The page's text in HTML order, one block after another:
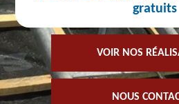
gratuits
VOIR NOS
NOUS